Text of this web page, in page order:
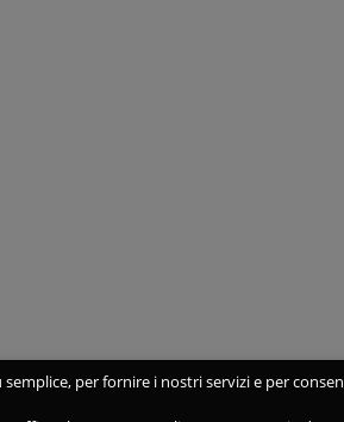
per fornire i nostri servizi e per